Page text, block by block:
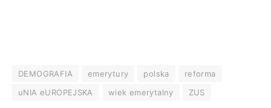
DEMOGRAFIA emerytury polska
reforma
uNIA eUROPEJSKA
wiek emerytalny ZUS